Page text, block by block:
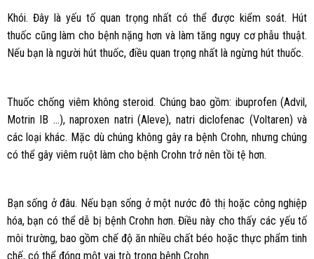
Khói. Đây là yếu tố quan trọng nhất có thể được kiểm soát. Hút
thuốc cũng làm cho bệnh nặng hơn và làm tăng nguy cơ phẫu thuật.
Nếu bạn là người hút thuốc, điều quan trọng nhất là ngừng hút thuốc.
Thuốc chống viêm không steroid. Chúng bao gồm: ibuprofen (Advil,
Motrin IB …), naproxen natri (Aleve), natri diclofenac (Voltaren) và
các loại khác. Mặc dù chúng không gây ra bệnh Crohn, nhưng chúng
có thể gây viêm ruột làm cho bệnh Crohn trở nên tồi tệ hơn.
Bạn sống ở đâu. Nếu bạn sống ở một nước đô thị hoặc công nghiệp
hóa, bạn có thể dễ bị bệnh Crohn hơn. Điều này cho thấy các yếu tố
môi trường, bao gồm chế độ ăn nhiều chất béo hoặc thực phẩm tinh
chế, có thể đóng một vai trò trong bệnh Crohn.